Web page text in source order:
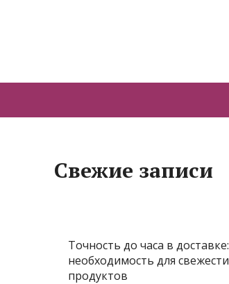
Свежие записи
Точность до часа в доставке:
необходимость для свежести
продуктов